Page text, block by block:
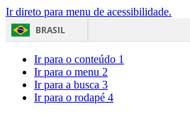
Ir direto para menu de acessibilidade.
BRASIL
Ir para o conteúdo 1
Ir para o menu 2
Ir para a busca 3
Ir para o rodapé 4